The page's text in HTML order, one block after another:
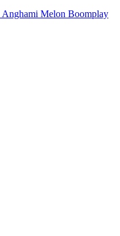
Anghami Melon Boomplay